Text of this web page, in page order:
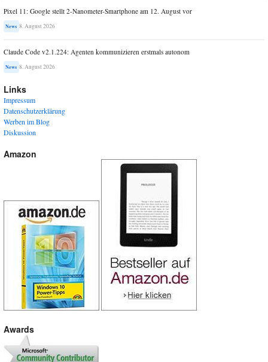
Pixel 11: Google stellt 2-Nanometer-Smartphone am 12. August vor
News 8. August 2026
Claude Code v2.1.224: Agenten kommunizieren erstmals autonom
News 8. August 2026
Links
Impressum
Datenschutzerklärung
Werben im Blog
Diskussion
Amazon
Awards